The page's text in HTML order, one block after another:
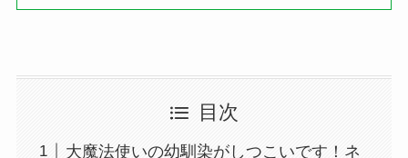
目次
大魔法使いの幼馴染がしつこいです！ネ